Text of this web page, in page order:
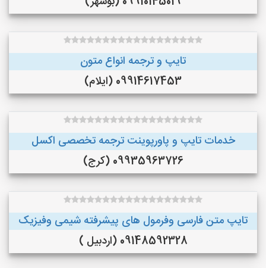
تایپ و ترجمه انواع متون
09914617453 (ایلام)
خدمات تایپ و پاورپوینت ترجمه تخصصی اکسل
09935963726 (کرج)
تایپ متن فارسی وفرمول های پیشرفته شیمی وفیزیک
09148592328 (اردبیل )